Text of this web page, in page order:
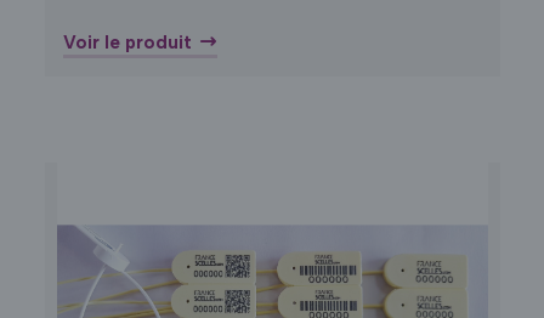
Voir le produit